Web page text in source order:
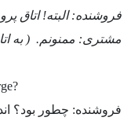
فروشنده: البته! اتاق
مشتری: ممنونم. ( به
فروشنده: چطور بود؟